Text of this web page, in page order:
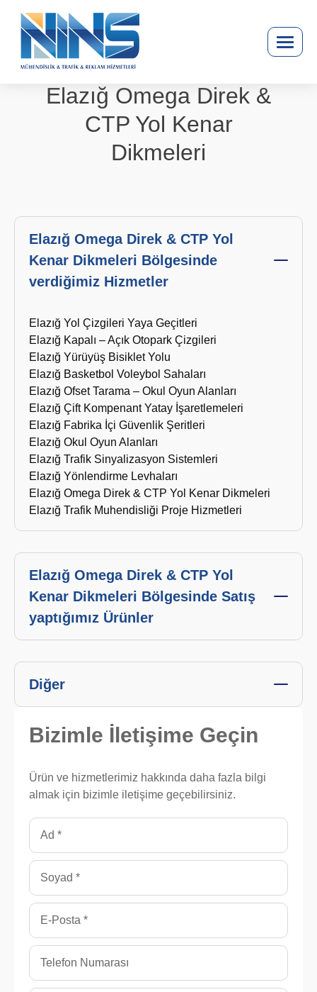
Elazığ Omega Direk &
CTP Yol Kenar
Dikmeleri
Elazığ Omega Direk & CTP Yol
Kenar Dikmeleri Bölgesinde
verdiğimiz Hizmetler
Elazığ Yol Çizgileri Yaya Geçitleri
Elazığ Kapalı – Açık Otopark Çizgileri
Elazığ Yürüyüş Bisiklet Yolu
Elazığ Basketbol Voleybol Sahaları
Elazığ Ofset Tarama – Okul Oyun Alanları
Elazığ Çift Kompenant Yatay İşaretlemeleri
Elazığ Fabrika İçi Güvenlik Şeritleri
Elazığ Okul Oyun Alanları
Elazığ Trafik Sinyalizasyon Sistemleri
Elazığ Yönlendirme Levhaları
Elazığ Omega Direk & CTP Yol Kenar Dikmeleri
Elazığ Trafik Muhendisliği Proje Hizmetleri
Elazığ Omega Direk & CTP Yol
Kenar Dikmeleri Bölgesinde Satış
yaptığımız Ürünler
Diğer
Bizimle İletişime Geçin
Ürün ve hizmetlerimiz hakkında daha fazla bilgi
almak için bizimle iletişime geçebilirsiniz.